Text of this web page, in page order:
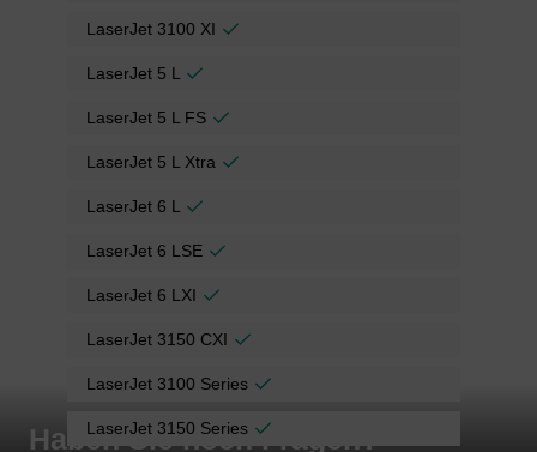
LaserJet 3100 XI
LaserJet 5 L
LaserJet 5 L FS
LaserJet 5 L Xtra
LaserJet 6 L
LaserJet 6 LSE
LaserJet 6 LXI
LaserJet 3150 CXI
LaserJet 3100 Series
LaserJet 3150 Series
Haben Sie noch Fragen?